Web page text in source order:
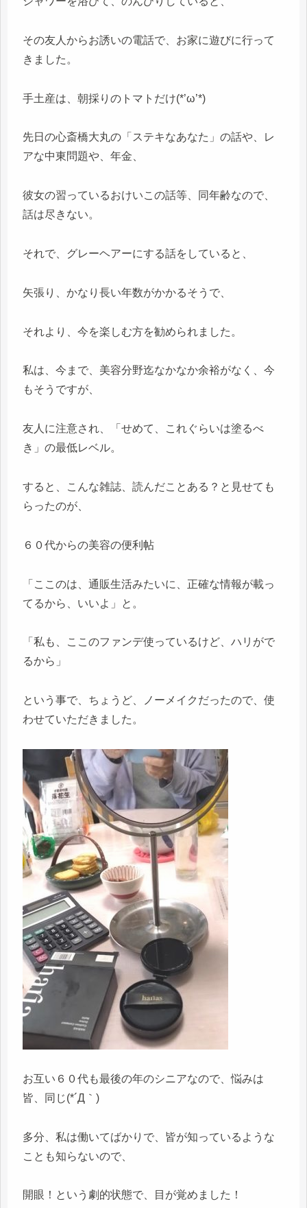
その友人からお誘いの電話で、お家に遊びに行って
きました。
手土産は、朝採りのトマトだけ(*’ω’*)
先日の心斎橋大丸の「ステキなあなた」の話や、レ
アな中東問題や、年金、
彼女の習っているおけいこの話等、同年齢なので、
話は尽きない。
それで、グレーヘアーにする話をしていると、
矢張り、かなり長い年数がかかるそうで、
それより、今を楽しむ方を勧められました。
私は、今まで、美容分野迄なかなか余裕がなく、今
もそうですが、
友人に注意され、「せめて、これぐらいは塗るべ
き」の最低レベル。
すると、こんな雑誌、読んだことある？と見せても
らったのが、
６０代からの美容の便利帖
「ここのは、通販生活みたいに、正確な情報が載っ
てるから、いいよ」と。
「私も、ここのファンデ使っているけど、ハリがで
るから」
という事で、ちょうど、ノーメイクだったので、使
わせていただきました。
お互い６０代も最後の年のシニアなので、悩みは
皆、同じ(*´Д｀)
多分、私は働いてばかりで、皆が知っているような
ことも知らないので、
開眼！という劇的状態で、目が覚めました！